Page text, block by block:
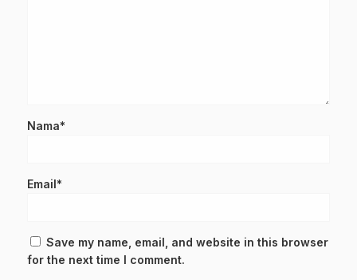
Nama*
Email*
Save my name, email, and website in this browser
for the next time I comment.